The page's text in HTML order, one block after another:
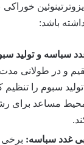
باشد:
سباسه و تولید
و در طولانی
سبوم را تنظیم
مساعد برای رشد
غدد سباسه: